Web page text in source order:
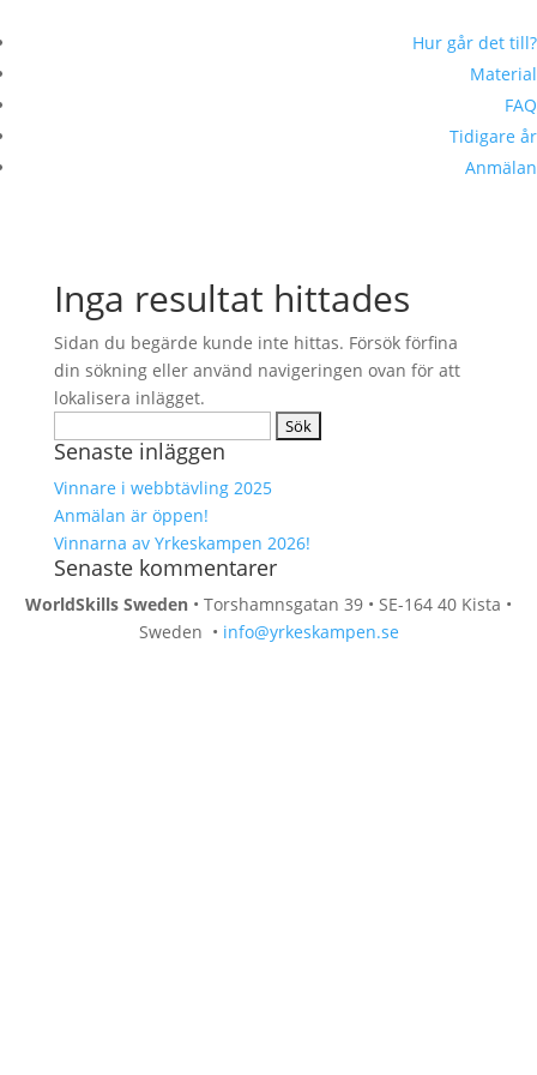
Hur går det till?
Material
FAQ
Tidigare år
Anmälan
Inga resultat hittades
Sidan du begärde kunde inte hittas. Försök förfina
din sökning eller använd navigeringen ovan för att
lokalisera inlägget.
efter:
Senaste inläggen
Vinnare i webbtävling 2025
Anmälan är öppen!
Vinnarna av Yrkeskampen 2026!
Senaste kommentarer
WorldSkills Sweden • Torshamnsgatan 39 • SE-164 40 Kista •
Sweden • info@yrkeskampen.se